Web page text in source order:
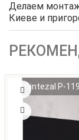
Делаем
Киеве и
Sintezal P-